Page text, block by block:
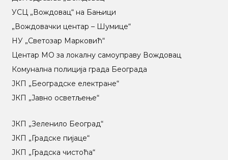
УСЦ „Вождовац“ на Бањици
„Вождовачки центар – Шумице“
НУ „Светозар Марковић“
Центар МO за локалну самоуправу Вождовац
Комунална полиција града Београда
ЈКП „Београдске електране“
ЈКП „Јавно осветљење“
ЈКП „Зеленило Београд“
ЈКП „Градске пијаце“
ЈКП „Градска чистоћа“